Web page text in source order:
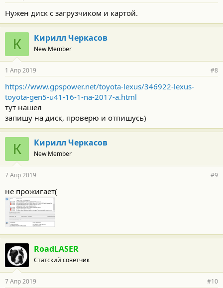
с
т
и
:
Нужен диск с загрузчиком и картой.
К Кирилл Черкасов
New Member
1 Апр 2019 #8
https://www.gpspower.net/toyota-lexus/346922-lexus-
toyota-gen5-u41-16-1-na-2017-a.html
тут нашел
запишу на диск, проверю и отпишусь)
К Кирилл Черкасов
New Member
7 Апр 2019 #9
не прожигает(
RoadLASER
Статский советчик
7 Апр 2019 #10